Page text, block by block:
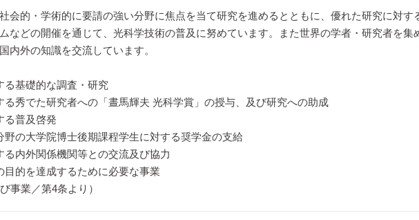
会的・学術的に要請の強い分野に焦点を当て研究を進めるとともに、優れた研究に対す
などの開催を通じて、光科学技術の普及に努めています。また世界の学者・研究者を集
内外の知識を交流しています。
る基礎的な調査・研究
る秀でた研究者への「晝馬輝夫 光科学賞」の授与、及び研究への助成
る普及啓発
野の大学院博士後期課程学生に対する奨学金の支給
る内外関係機関等との交流及び協力
目的を達成するために必要な事業
事業／第4条より）